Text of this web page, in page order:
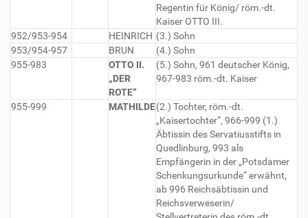
Regentin für König/ röm.-dt.
Kaiser OTTO III.
952/953-954
HEINRICH (3.) Sohn
953/954-957
BRUN
(4.) Sohn
955-983
OTTO II.
„DER
ROTE“
(5.) Sohn, 961 deutscher König,
967-983 röm.-dt. Kaiser
955-999 MATHILDE(2.) Tochter, röm.-dt.
„Kaisertochter“, 966-999 (1.)
Äbtissin des Servatiusstifts in
Quedlinburg, 993 als
Empfängerin in der „Potsdamer
Schenkungsurkunde“ erwähnt,
ab 996 Reichsäbtissin und
Reichsverweserin/